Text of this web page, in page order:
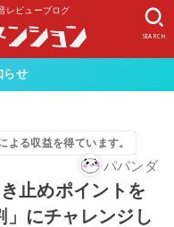
レビューブログ
SEARCH
らせ
よる収益を得ています。
パパンダ
止めポイントを
にチャレンジし